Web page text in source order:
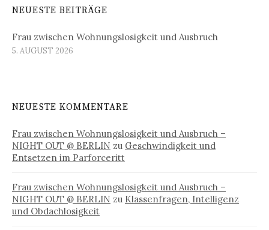
NEUESTE BEITRÄGE
Frau zwischen Wohnungslosigkeit und Ausbruch
5. AUGUST 2026
NEUESTE KOMMENTARE
Frau zwischen Wohnungslosigkeit und Ausbruch –
NIGHT OUT @ BERLIN zu Geschwindigkeit und
Entsetzen im Parforceritt
Frau zwischen Wohnungslosigkeit und Ausbruch –
NIGHT OUT @ BERLIN zu Klassenfragen, Intelligenz
und Obdachlosigkeit